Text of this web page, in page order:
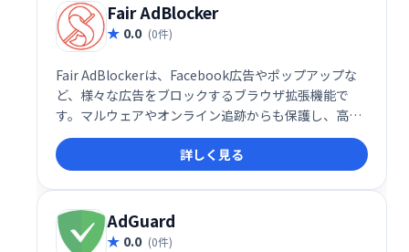
Fair AdBlocker
0.0 (0件)
Fair AdBlockerは、Facebook広告やポップアップな
ど、様々な広告をブロックするブラウザ拡張機能で
す。マルウェアやオンライン追跡からも保護し、高速
で安全なプライベートブラウジングを実現します。必
要に応じて特定のウェブサイトや広告をホワイトリス
トに登録することも可能です。
詳しく見る
AdGuard
0.0 (0件)